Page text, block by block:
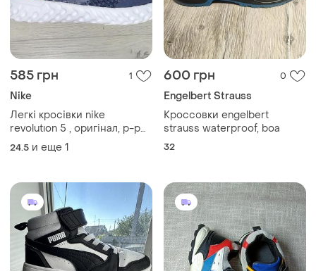
585 грн 1
Nike
Легкі кросівки nike
revolutıon 5 , оригінал, р-р
25, устілка 15 см
24.5 и еще 1
600 грн 0
Engelbert Strauss
Кроссовки engelbert
strauss waterproof, boa
32